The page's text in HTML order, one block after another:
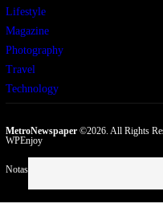
Lifestyle
Magazine
Photography
Travel
Technology
MetroNewspaper©2026. All Rights
WPEnjoy
Notas